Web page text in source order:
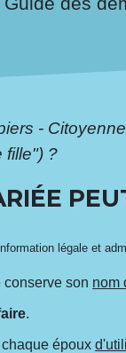
-
fille") ?
légale et
conserve son nom
.
chaque époux